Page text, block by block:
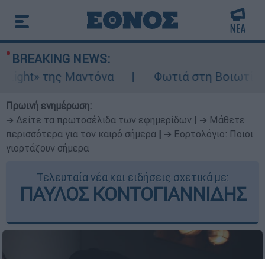
BREAKING NEWS:
Μαντόνα
Φωτιά στη Βοιωτία: Ίση με
Πρωινή ενημέρωση:
➔ Δείτε τα πρωτοσέλιδα των εφημερίδων
➔ Μάθετε
περισσότερα για τον καιρό σήμερα
➔ Εορτολόγιο: Ποιοι
γιορτάζουν σήμερα
Τελευταία νέα και ειδήσεις σχετικά με:
ΠΑΥΛΟΣ ΚΟΝΤΟΓΙΑΝΝΙΔΗΣ